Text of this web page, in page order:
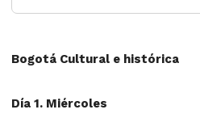
Bogotá Cultural e histórica
Día 1. Miércoles